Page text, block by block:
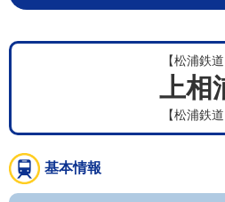
【松浦鉄道
上相
【松浦鉄道
基本情報